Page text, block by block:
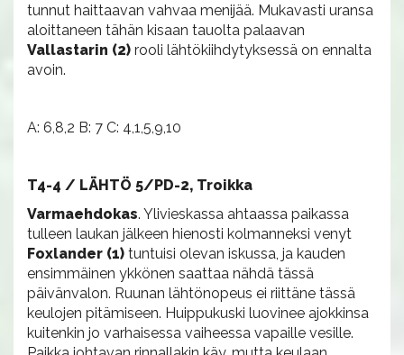
tunnut haittaavan vahvaa menijää. Mukavasti uransa
aloittaneen tähän kisaan tauolta palaavan
Vallastarin (2) rooli lähtökiihdytyksessä on ennalta
avoin.
A: 6,8,2 B: 7 C: 4,1,5,9,10
T4-4 / LÄHTÖ 5/PD-2, Troikka
Varmaehdokas. Ylivieskassa ahtaassa paikassa
tulleen laukan jälkeen hienosti kolmanneksi venyt
Foxlander (1) tuntuisi olevan iskussa, ja kauden
ensimmäinen ykkönen saattaa nähdä tässä
päivänvalon. Ruunan lähtönopeus ei riittäne tässä
keulojen pitämiseen. Huippukuski luovinee ajokkinsa
kuitenkin jo varhaisessa vaiheessa vapaille vesille.